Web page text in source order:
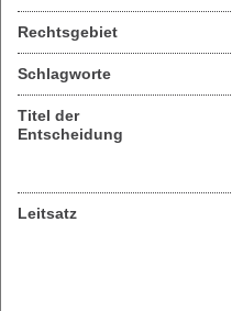
Rechtsgebiet
Schlagworte
Titel der
Entscheidung
Leitsatz